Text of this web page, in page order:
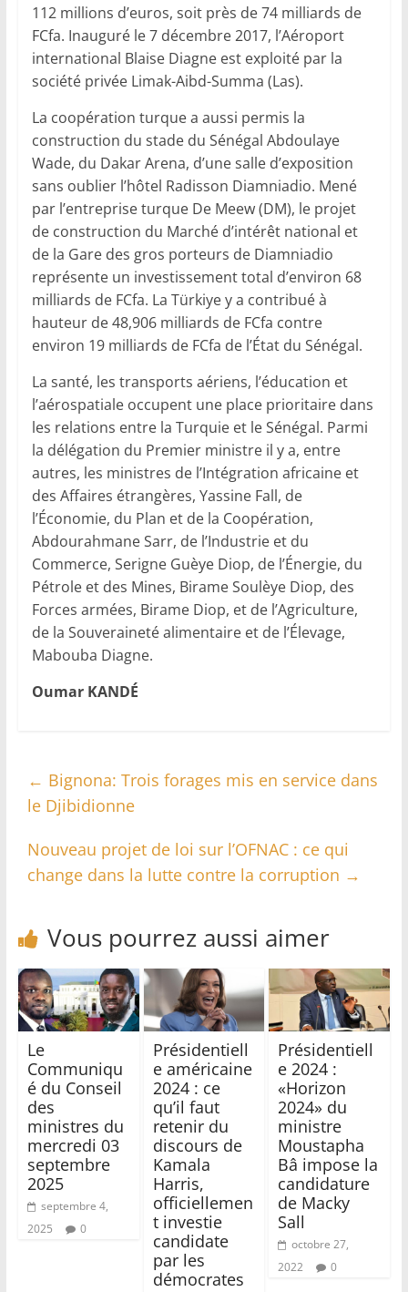
112 millions d’euros, soit près de 74 milliards de
FCfa. Inauguré le 7 décembre 2017, l’Aéroport
international Blaise Diagne est exploité par la
société privée Limak-Aibd-Summa (Las).
La coopération turque a aussi permis la
construction du stade du Sénégal Abdoulaye
Wade, du Dakar Arena, d’une salle d’exposition
sans oublier l’hôtel Radisson Diamniadio. Mené
par l’entreprise turque De Meew (DM), le projet
de construction du Marché d’intérêt national et
de la Gare des gros porteurs de Diamniadio
représente un investissement total d’environ 68
milliards de FCfa. La Türkiye y a contribué à
hauteur de 48,906 milliards de FCfa contre
environ 19 milliards de FCfa de l’État du Sénégal.
La santé, les transports aériens, l’éducation et
l’aérospatiale occupent une place prioritaire dans
les relations entre la Turquie et le Sénégal. Parmi
la délégation du Premier ministre il y a, entre
autres, les ministres de l’Intégration africaine et
des Affaires étrangères, Yassine Fall, de
l’Économie, du Plan et de la Coopération,
Abdourahmane Sarr, de l’Industrie et du
Commerce, Serigne Guèye Diop, de l’Énergie, du
Pétrole et des Mines, Birame Soulèye Diop, des
Forces armées, Birame Diop, et de l’Agriculture,
de la Souveraineté alimentaire et de l’Élevage,
Mabouba Diagne.
Oumar KANDÉ
← Bignona: Trois forages mis en service dans
le Djibidionne
Nouveau projet de loi sur l’OFNAC : ce qui
change dans la lutte contre la corruption →
Vous pourrez aussi aimer
Le
Communiqu
é du Conseil
des
ministres du
mercredi 03
septembre
2025
septembre 4,
2025
0
Présidentiell
e américaine
2024 : ce
qu’il faut
retenir du
discours de
Kamala
Harris,
officiellemen
t investie
candidate
par les
démocrates
Présidentiell
e 2024 :
«Horizon
2024» du
ministre
Moustapha
Bâ impose la
candidature
de Macky
Sall
octobre 27,
2022
0